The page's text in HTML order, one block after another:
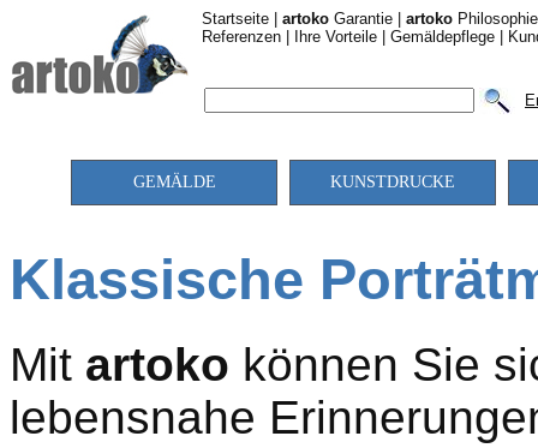
Startseite artoko Garantie artoko Philosophie
Referenzen
Ihre Vorteile Gemäldepflege
GEMÄLDE KUNSTDRUCKE
Klassische
Mit artoko können Sie
lebensnahe